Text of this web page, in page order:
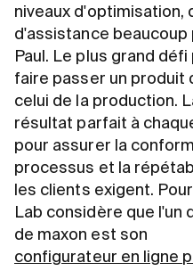
niveaux
d'assistance beaucoup
Paul. Le plus grand
faire passer un produit
celui de la production.
résultat parfait à
pour assurer la
processus et la
les clients exigent.
Lab considère que l'un
de maxon est son
configurateur en ligne